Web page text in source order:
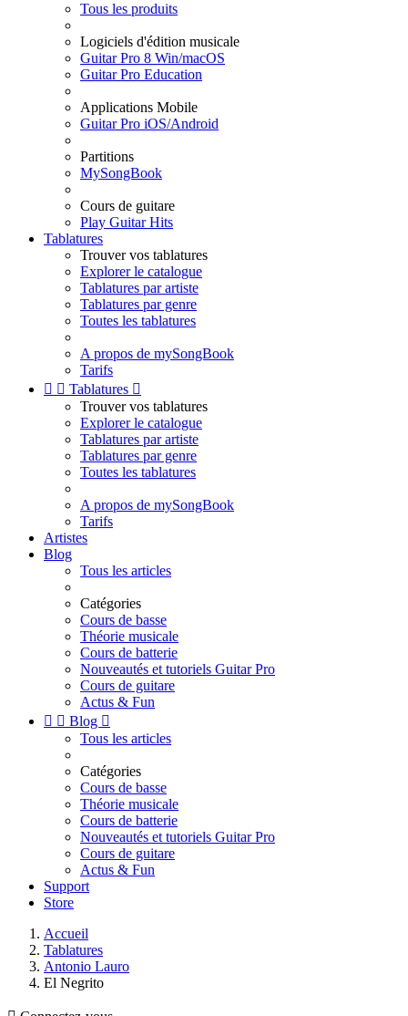
Tous les produits
Logiciels d'édition musicale
Guitar Pro 8 Win/macOS
Guitar Pro Education
Applications Mobile
Guitar Pro iOS/Android
Partitions
MySongBook
Cours de guitare
Play Guitar Hits
Tablatures
Trouver vos tablatures
Explorer le catalogue
Tablatures par artiste
Tablatures par genre
Toutes les tablatures
A propos de mySongBook
Tarifs
  Tablatures 
Trouver vos tablatures
Explorer le catalogue
Tablatures par artiste
Tablatures par genre
Toutes les tablatures
A propos de mySongBook
Tarifs
Artistes
Blog
Tous les articles
Catégories
Cours de basse
Théorie musicale
Cours de batterie
Nouveautés et tutoriels Guitar Pro
Cours de guitare
Actus & Fun
  Blog 
Tous les articles
Catégories
Cours de basse
Théorie musicale
Cours de batterie
Nouveautés et tutoriels Guitar Pro
Cours de guitare
Actus & Fun
Support
Store
Accueil
Tablatures
Antonio Lauro
El Negrito